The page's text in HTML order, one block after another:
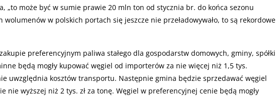
„to może być w sumie prawie 20 mln ton od stycznia br. do końca sezonu
wolumenów w polskich portach się jeszcze nie przeładowywało, to są rekordowe
preferencyjnym paliwa stałego dla gospodarstw domowych, gminy, spółki
będą mogły kupować węgiel od importerów za nie więcej niż 1,5 tys.
uwzględnia kosztów transportu. Następnie gmina będzie sprzedawać węgiel
nie wyższej niż 2 tys. zł za tonę. Węgiel w preferencyjnej cenie będą mogły